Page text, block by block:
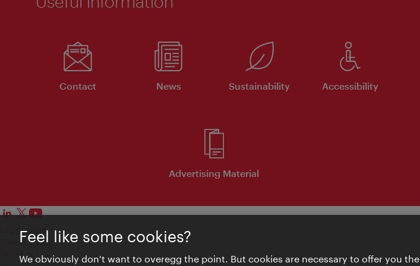
Contact News Sustainability Accessibility
Advertising Material
Legal notice
Privacy policy
Terms of Use
Feel like some cookies?
We obviously don't want to overegg the point. But cookies are necessary to offer you the